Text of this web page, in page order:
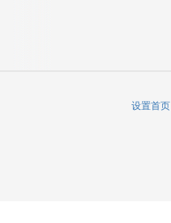
设置首页